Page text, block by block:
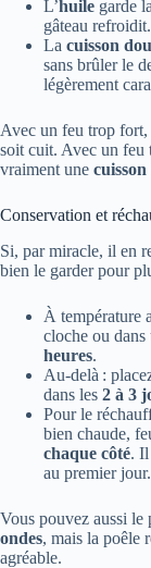
L’huile garde
gâteau
La cuisson
sans brûler le
légèrement
Avec un feu trop fort,
soit cuit. Avec un feu
vraiment une
Conservation et
Si, par miracle, il en
bien le garder pour
À température
cloche ou dans
heures.
Au-delà :
dans les 2 à 3
Pour le
bien chaude,
chaque côté. Il
au premier jour.
Vous pouvez aussi le
ondes, mais la poêle
agréable.